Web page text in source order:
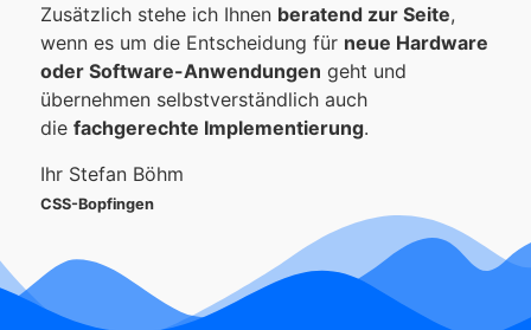
Zusätzlich stehe ich Ihnen beratend zur Seite,
wenn es um die Entscheidung für neue Hardware
oder Software-Anwendungen geht und
übernehmen selbstverständlich auch
die fachgerechte Implementierung.
Ihr Stefan Böhm
CSS-Bopfingen